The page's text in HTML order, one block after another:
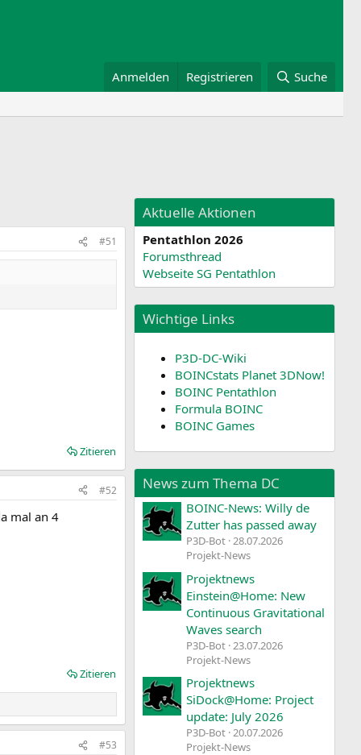
Anmelden Registrieren Suche
#51
Zitieren
#52
mal an 4
Zitieren
#53
Aktuelle Aktionen
Pentathlon 2026
Forumsthread
Webseite SG Pentathlon
Wichtige Links
P3D-DC-Wiki
BOINCstats Planet 3DNow!
BOINC Pentathlon
Formula BOINC
BOINC Games
News zum Thema DC
BOINC-News: Willy de
Zutter has passed away
P3D-Bot 28.07.2026
Projekt-News
Projektnews
Einstein@Home: New
Continuous Gravitational
Waves search
P3D-Bot 23.07.2026
Projekt-News
Projektnews
SiDock@Home: Project
update: July 2026
P3D-Bot 20.07.2026
Projekt-News